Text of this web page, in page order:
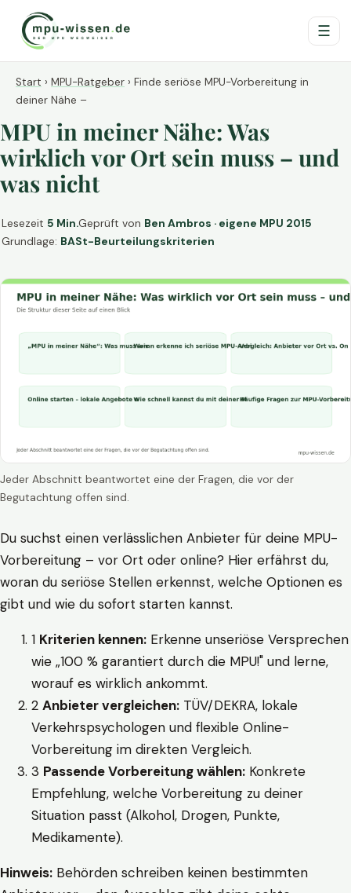
☰
Start › MPU-Ratgeber › Finde seriöse MPU-Vorbereitung in
deiner Nähe –
MPU in meiner Nähe: Was
wirklich vor Ort sein muss – und
was nicht
Lesezeit 5 Min.Geprüft von Ben Ambros · eigene MPU 2015
Grundlage: BASt-Beurteilungskriterien
Jeder Abschnitt beantwortet eine der Fragen, die vor der
Begutachtung offen sind.
Du suchst einen verlässlichen Anbieter für deine MPU-
Vorbereitung – vor Ort oder online? Hier erfährst du,
woran du seriöse Stellen erkennst, welche Optionen es
gibt und wie du sofort starten kannst.
1 Kriterien kennen: Erkenne unseriöse Versprechen
wie „100 % garantiert durch die MPU!" und lerne,
worauf es wirklich ankommt.
2 Anbieter vergleichen: TÜV/DEKRA, lokale
Verkehrspsychologen und flexible Online-
Vorbereitung im direkten Vergleich.
3 Passende Vorbereitung wählen: Konkrete
Empfehlung, welche Vorbereitung zu deiner
Situation passt (Alkohol, Drogen, Punkte,
Medikamente).
Hinweis: Behörden schreiben keinen bestimmten